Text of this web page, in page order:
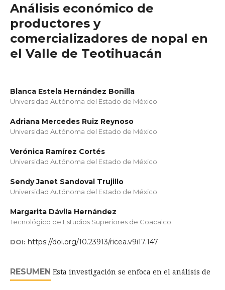
Análisis económico de
productores y
comercializadores de nopal en
el Valle de Teotihuacán
Blanca Estela Hernández Bonilla
Universidad Autónoma del Estado de México
Adriana Mercedes Ruiz Reynoso
Universidad Autónoma del Estado de México
Verónica Ramírez Cortés
Universidad Autónoma del Estado de México
Sendy Janet Sandoval Trujillo
Universidad Autónoma del Estado de México
Margarita Dávila Hernández
Tecnológico de Estudios Superiores de Coacalco
DOI: https://doi.org/10.23913/ricea.v9i17.147
RESUMEN Esta investigación se enfoca en el análisis de